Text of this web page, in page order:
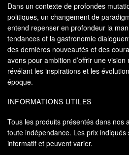
Dans un contexte de profondes
politiques, un changement de
entend repenser en profondeur la
tendances et la gastronomie
des dernières nouveautés et des
avons pour ambition d’offrir une vision
révélant les inspirations et les
époque.
INFORMATIONS UTILES
Tous les produits présentés dans nos
toute indépendance. Les prix
informatif et peuvent varier.